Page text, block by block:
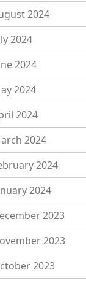
2024
2024
2024
2024
2024
2024
2024
2024
2023
2023
2023